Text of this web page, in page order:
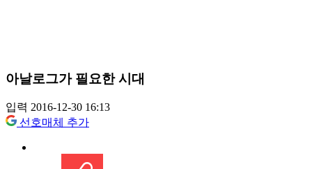
아날로그가 필요한 시대
입력 2016-12-30 16:13
선호매체 추가